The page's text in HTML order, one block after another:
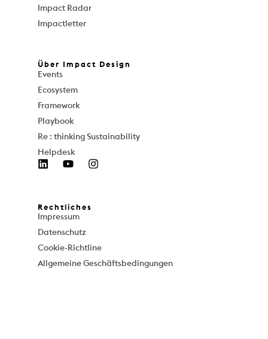
Impact Radar
Impactletter
Über Impact Design
Events
Ecosystem
Framework
Playbook
Re : thinking Sustainability
Helpdesk
Rechtliches
Impressum
Datenschutz
Cookie-Richtline
Allgemeine Geschäftsbedingungen